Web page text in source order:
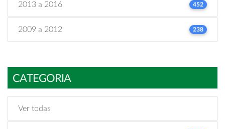
2013 a 2016 452
2009 a 2012 238
CATEGORIA
Ver todas